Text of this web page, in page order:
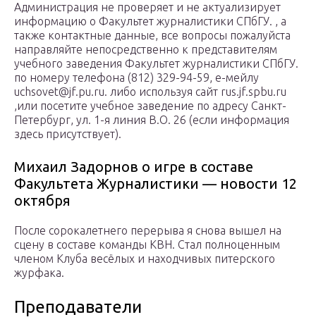
Администрация не проверяет и не актуализирует
информацию о Факультет журналистики СПбГУ. , а
также контактные данные, все вопросы пожалуйста
направляйте непосредственно к представителям
учебного заведения Факультет журналистики СПбГУ.
по номеру телефона (812) 329-94-59, е-мейлу
uchsovet@jf.pu.ru. либо используя сайт rus.jf.spbu.ru
,или посетите учебное заведение по адресу Санкт-
Петербург, ул. 1-я линия В.О. 26 (если информация
здесь присутствует).
Михаил Задорнов о игре в составе
Факультета Журналистики — новости 12
октября
После сорокалетнего перерыва я снова вышел на
сцену в составе команды КВН. Стал полноценным
членом Клуба весёлых и находчивых питерского
журфака.
Преподаватели